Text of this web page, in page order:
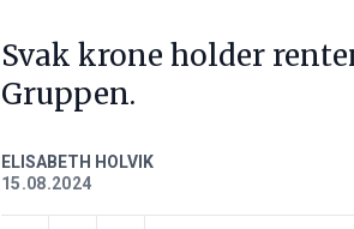
Svak krone holder
Gruppen.
ELISABETH HOLVIK
15.08.2024